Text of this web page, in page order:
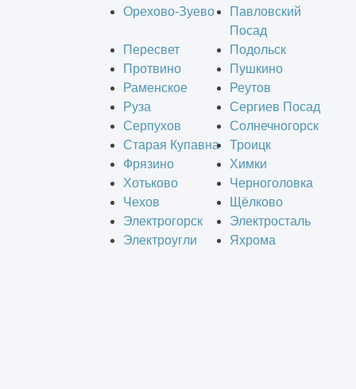
Орехово-Зуево
Павловский
Посад
Пересвет
Подольск
Протвино
Пушкино
Раменское
Реутов
Руза
Сергиев Посад
Серпухов
Солнечногорск
Старая Купавна
Троицк
Фрязино
Химки
Хотьково
Черноголовка
Чехов
Щёлково
Электрогорск
Электросталь
Электроугли
Яхрома